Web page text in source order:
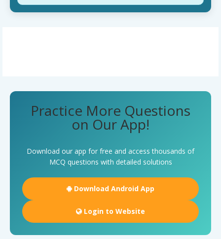
Practice More Questions
on Our App!
Download our app for free and access thousands of
MCQ questions with detailed solutions
Download Android App
Login to Website